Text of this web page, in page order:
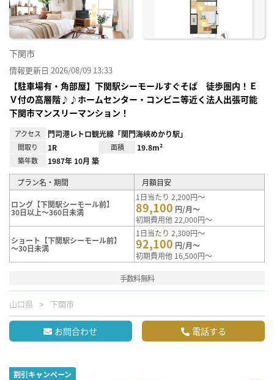
下関市
情報更新日 2026/08/09 13:33
【駐車場有・角部屋】下関駅シーモールすぐそば 徒歩圏内！Ｅ
Ｖ付の高層階♪♪ホームセンター・コンビニ等近く法人出張可能
下関市マンスリーマンション！
アクセス 門司港レトロ観光線「関門海峡めかり駅」
間取り 1R 面積 19.8m²
築年数 1987年 10月 築
プラン名・期間 月額目安
ロング【下関駅シーモール前】
30日以上～360日未満
1日当たり 2,200円～
89,100 円/月～
初期費用他 22,000円～
ショート【下関駅シーモール前】
～30日未満
1日当たり 2,300円～
92,100 円/月～
初期費用他 16,500円～
手数料無料
山口県 下関市
お問合わせ 電話する
割引キャンペーン